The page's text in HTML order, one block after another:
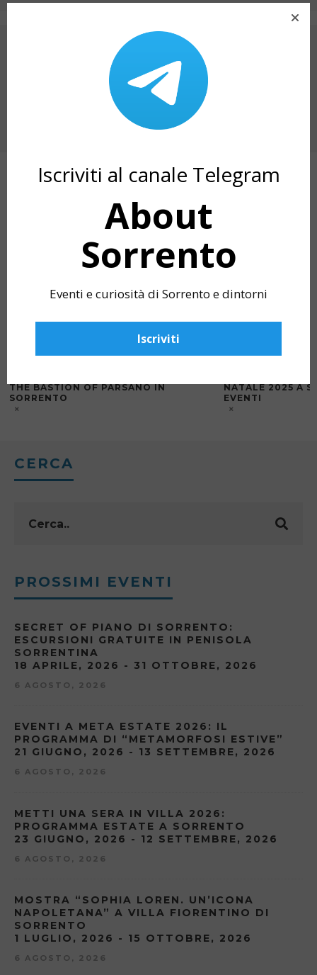
ARTICOLO PRECEDENTE
PASSEGGIATE D’AUTUNNO A MASSA
LUBRENSE – 8 NOVEMBRE
PROSSIMO ARTICOLO
NATALE A VICO EQUENSE: IL CALENDARIO
DELL’AVVENTO DIGITALE DI RUBEN STAIANO
THE BASTION OF PARSANO IN
SORRENTO
NATALE 2025 A
EVENTI
CERCA
PROSSIMI EVENTI
SECRET OF PIANO DI SORRENTO:
ESCURSIONI GRATUITE IN PENISOLA
SORRENTINA
18 APRILE, 2026 - 31 OTTOBRE, 2026
6 AGOSTO, 2026
EVENTI A META ESTATE 2026: IL
PROGRAMMA DI “METAMORFOSI ESTIVE”
21 GIUGNO, 2026 - 13 SETTEMBRE, 2026
6 AGOSTO, 2026
METTI UNA SERA IN VILLA 2026:
PROGRAMMA ESTATE A SORRENTO
23 GIUGNO, 2026 - 12 SETTEMBRE, 2026
6 AGOSTO, 2026
MOSTRA “SOPHIA LOREN. UN’ICONA
NAPOLETANA” A VILLA FIORENTINO DI
SORRENTO
1 LUGLIO, 2026 - 15 OTTOBRE, 2026
6 AGOSTO, 2026
Iscriviti al canale Telegram
About
Sorrento
Eventi e curiosità di Sorrento e dintorni
Iscriviti